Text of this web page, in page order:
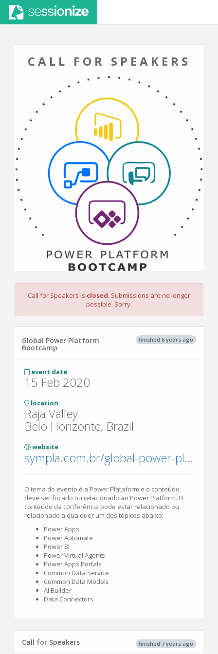
CALL FOR SPEAKERS
Call for Speakers is closed. Submissions are no longer
possible. Sorry.
finished 6 years ago
Global Power Platform
Bootcamp
event date
15 Feb 2020
location
Raja Valley
Belo Horizonte, Brazil
website
sympla.com.br/global-power-platform-bootcamp-2020---bh__754683
O tema do evento é a Power Plataform e o conteúdo
deve ser focado ou relacionado ao Power Platform. O
conteúdo da conferência pode estar relacionado ou
relacionado a qualquer um dos tópicos abaixo:
Power Apps
Power Automate
Power BI
Power Virtual Agents
Power Apps Portals
Common Data Service
Common Data Models
AI Builder
Data Connectors
finished 7 years ago
Call for Speakers